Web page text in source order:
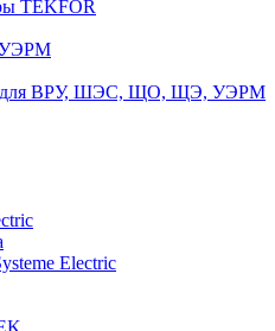
TEKFOR
для ВРУ, ШЭС, ЩО, ЩЭ, УЭРМ
Electric